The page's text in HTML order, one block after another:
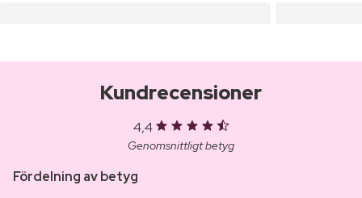
Kundrecensioner
4,4
Genomsnittligt betyg
Fördelning av betyg